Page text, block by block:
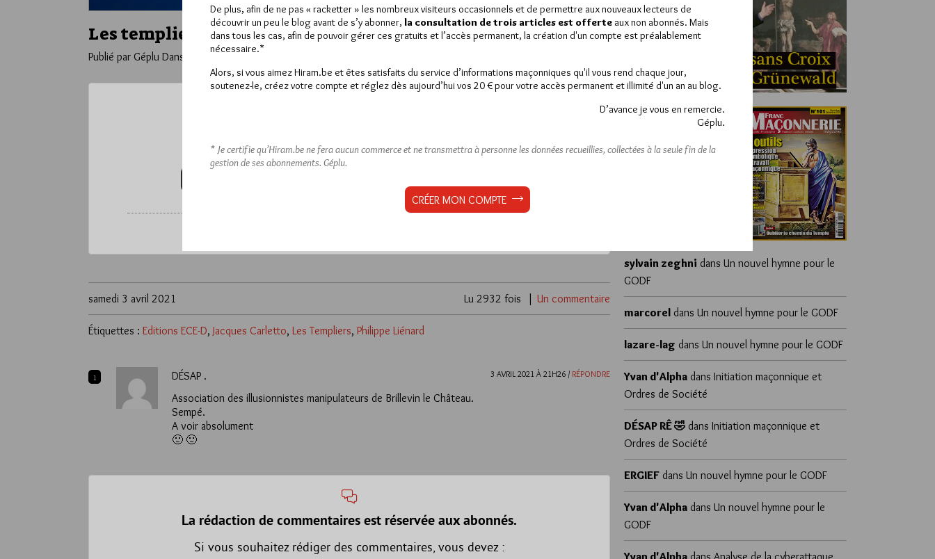
Les templiers (1307-1517). Vers le procès et la métamorphose
Publié par Géplu Dans Edition
Pour accéder à cet article, vous pouvez choisir de :
samedi 3 avril 2021 Un commentaire
Lu 2932 fois
Étiquettes : Editions ECE-D, Jacques Carletto, Les Templiers, Philippe Liénard
1 DÉSAP . 3 AVRIL 2021 À 21H26 / RÉPONDRE
Association des illusionnistes manipulateurs de Brillevin le Château.
Sempé.
A voir absolument
🙂 🙂
La rédaction de commentaires est réservée aux abonnés.
Si vous souhaitez rédiger des commentaires, vous devez :
sylvain zeghni dans Un nouvel hymne pour le
GODF
marcorel dans Un nouvel hymne pour le GODF
lazare-lag dans Un nouvel hymne pour le GODF
Yvan d'Alpha dans Initiation maçonnique et
Ordres de Société
DÉSAP RÊ 🤣 dans Initiation maçonnique et
Ordres de Société
ERGIEF dans Un nouvel hymne pour le GODF
Yvan d'Alpha dans Un nouvel hymne pour le
GODF
De plus, afin de ne pas « racketter » les nombreux visiteurs occasionnels et de permettre aux nouveaux lecteurs de
découvrir un peu le blog avant de s’y abonner, la consultation de trois articles est offerte aux non abonnés. Mais
dans tous les cas, afin de pouvoir gérer ces gratuits et l’accès permanent, la création d'un compte est préalablement
nécessaire.*
Alors, si vous aimez Hiram.be et êtes satisfaits du service d’informations maçonniques qu'il vous rend chaque jour,
soutenez-le, créez votre compte et réglez dès aujourd’hui vos 20 € pour votre accès permanent et illimité d'un an au blog.
D’avance je vous en remercie.
Géplu.
* Je certifie qu’Hiram.be ne fera aucun commerce et ne transmettra à personne les données recueillies, collectées à la seule fin de la
gestion de ses abonnements. Géplu.
CRÉER MON COMPTE